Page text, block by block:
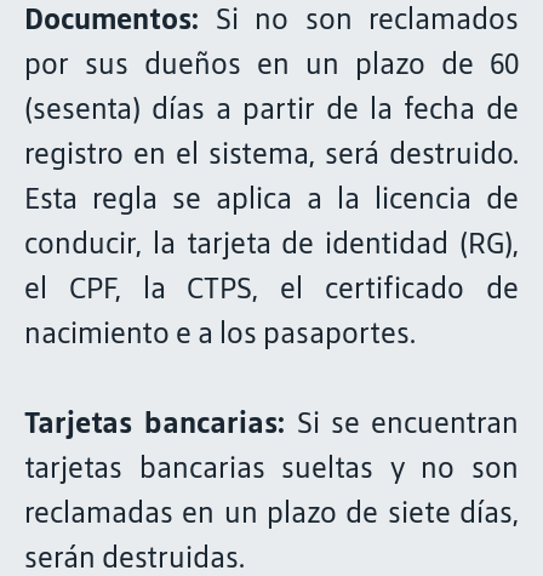
Documentos: Si no son reclamados
por sus dueños en un plazo de 60
(sesenta) días a partir de la fecha de
registro en el sistema, será destruido.
Esta regla se aplica a la licencia de
conducir, la tarjeta de identidad (RG),
el CPF, la CTPS, el certificado de
nacimiento e a los pasaportes.
Tarjetas bancarias: Si se encuentran
tarjetas bancarias sueltas y no son
reclamadas en un plazo de siete días,
serán destruidas.